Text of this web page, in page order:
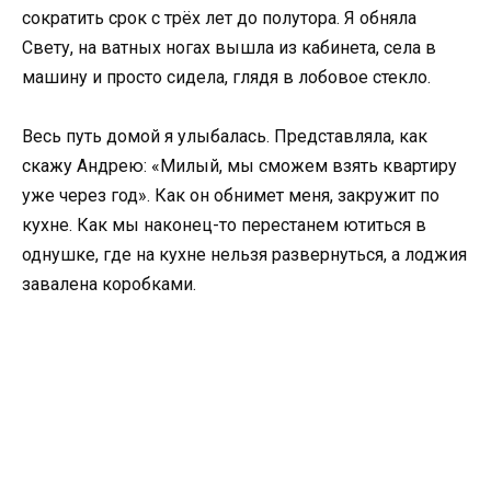
сократить срок с трёх лет до полутора. Я обняла
Свету, на ватных ногах вышла из кабинета, села в
машину и просто сидела, глядя в лобовое стекло.
Весь путь домой я улыбалась. Представляла, как
скажу Андрею: «Милый, мы сможем взять квартиру
уже через год». Как он обнимет меня, закружит по
кухне. Как мы наконец-то перестанем ютиться в
однушке, где на кухне нельзя развернуться, а лоджия
завалена коробками.